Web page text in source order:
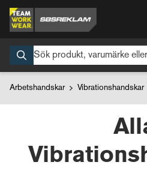
Arbetshandskar Vibrationshandskar